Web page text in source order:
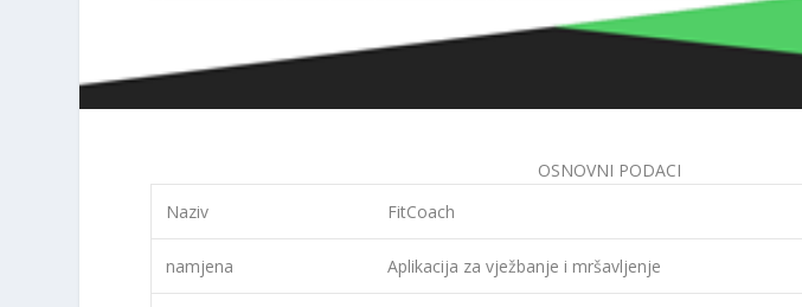
OSNOVNI PODACI
Naziv
FitCoach
namjena Aplikacija za vježbanje i mršavljenje